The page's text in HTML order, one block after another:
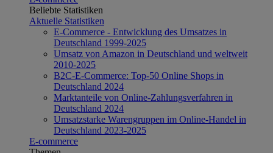
Beliebte Statistiken
Aktuelle Statistiken
E-Commerce - Entwicklung des Umsatzes in
Deutschland 1999-2025
Umsatz von Amazon in Deutschland und weltweit
2010-2025
B2C-E-Commerce: Top-50 Online Shops in
Deutschland 2024
Marktanteile von Online-Zahlungsverfahren in
Deutschland 2024
Umsatzstarke Warengruppen im Online-Handel in
Deutschland 2023-2025
E-commerce